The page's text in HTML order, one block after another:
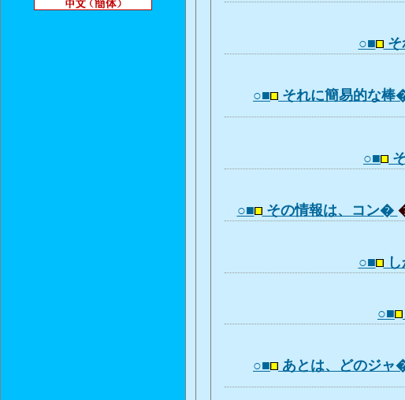
○■ そ
○■ それに簡易的な棒
○■
○■ その情報は、コン�
○■ し
○■
○■ あとは、どのジャ